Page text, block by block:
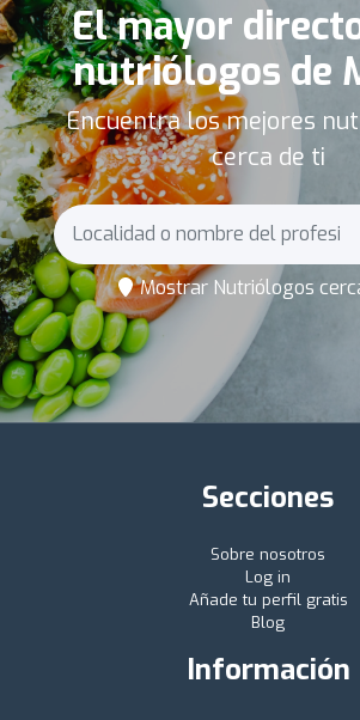
El mayor
nutriólogos de
Encuentra los mejores
cerca de ti
Mostrar Nutriólogos
Secciones
Sobre nosotros
Log in
Añade tu perfil gratis
Blog
Información